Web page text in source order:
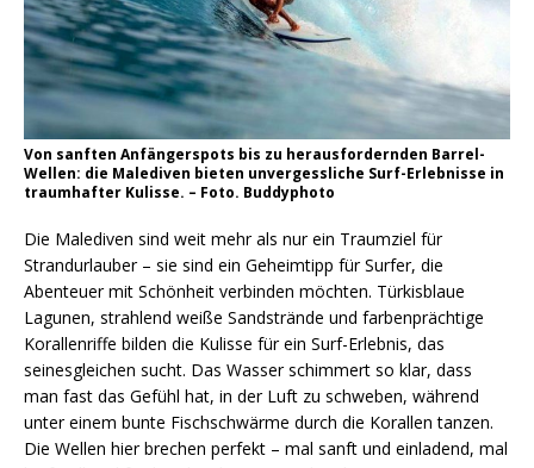
Von sanften Anfängerspots bis zu herausfordernden Barrel-
Wellen: die Malediven bieten unvergessliche Surf-Erlebnisse in
traumhafter Kulisse. – Foto. Buddyphoto
Die Malediven sind weit mehr als nur ein Traumziel für
Strandurlauber – sie sind ein Geheimtipp für Surfer, die
Abenteuer mit Schönheit verbinden möchten. Türkisblaue
Lagunen, strahlend weiße Sandstrände und farbenprächtige
Korallenriffe bilden die Kulisse für ein Surf-Erlebnis, das
seinesgleichen sucht. Das Wasser schimmert so klar, dass
man fast das Gefühl hat, in der Luft zu schweben, während
unter einem bunte Fischschwärme durch die Korallen tanzen.
Die Wellen hier brechen perfekt – mal sanft und einladend, mal